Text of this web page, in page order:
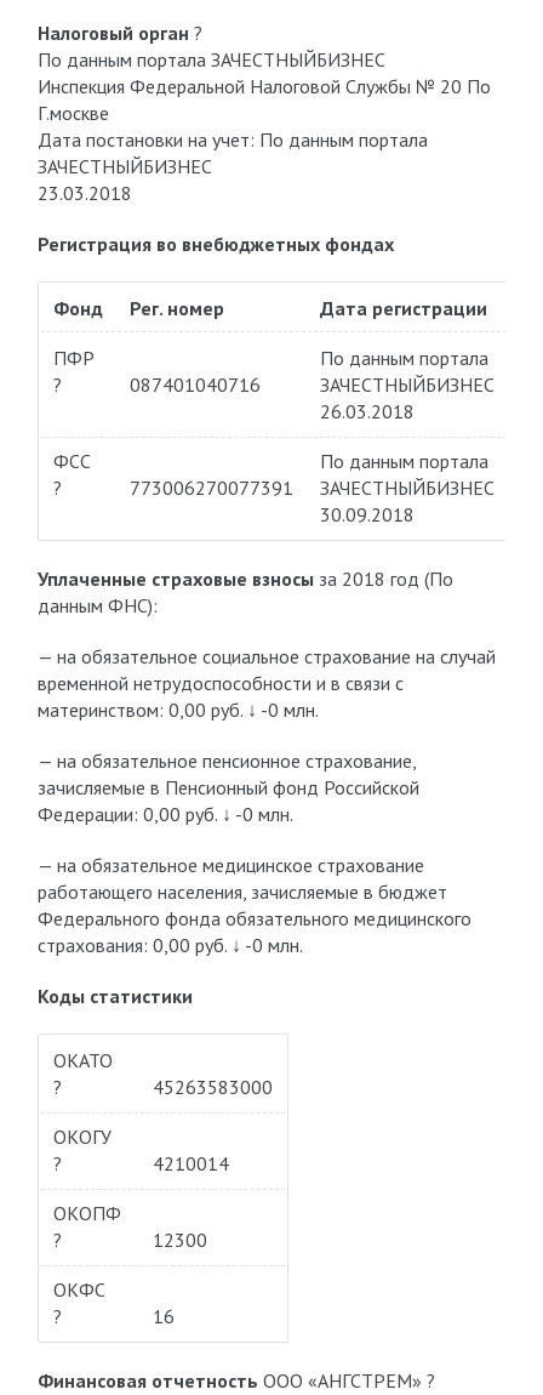
Налоговый орган ?
По данным портала ЗАЧЕСТНЫЙБИЗНЕС
Инспекция Федеральной Налоговой Службы № 20 По
Г.москве
Дата постановки на учет: По данным портала
ЗАЧЕСТНЫЙБИЗНЕС
23.03.2018
Регистрация во внебюджетных фондах
Фонд Рег. номер Дата регистрации
ПФР
?
087401040716
По данным портала
ЗАЧЕСТНЫЙБИЗНЕС
26.03.2018
ФСС
?
773006270077391
По данным портала
ЗАЧЕСТНЫЙБИЗНЕС
30.09.2018
Уплаченные страховые взносыза 2018 год (По
данным ФНС):
— на обязательное социальное страхование на случай
временной нетрудоспособности и в связи с
материнством: 0,00 руб. ↓ -0 млн.
— на обязательное пенсионное страхование,
зачисляемые в Пенсионный фонд Российской
Федерации: 0,00 руб. ↓ -0 млн.
— на обязательное медицинское страхование
работающего населения, зачисляемые в бюджет
Федерального фонда обязательного медицинского
страхования: 0,00 руб. ↓ -0 млн.
Коды статистики
ОКАТО
?
45263583000
ОКОГУ
?
4210014
ОКОПФ
?
12300
ОКФС
?
16
Финансовая отчетность ООО «АНГСТРЕМ» ?